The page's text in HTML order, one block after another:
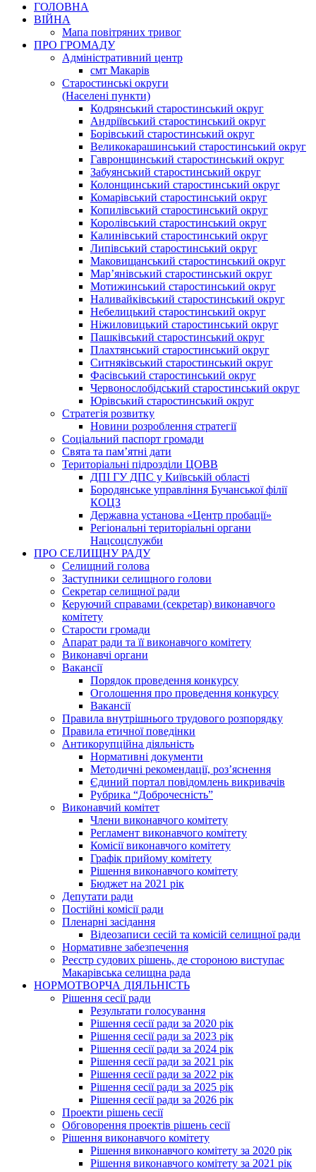
ГОЛОВНА
ВІЙНА
Мапа повітряних тривог
ПРО ГРОМАДУ
Aдміністративний центр
смт Макарів
Старостинські округи
(Населені пункти)
Кодрянський старостинський округ
Андріївський старостинський округ
Борівський старостинський округ
Великокарашинський старостинський округ
Гавронщинський старостинський округ
Забуянський старостинський округ
Колонщинський старостинський округ
Комарівський старостинський округ
Копилівський старостинський округ
Королівський старостинський округ
Калинівський старостинський округ
Липівський старостинський округ
Маковищанський старостинський округ
Мар’янівський старостинський округ
Мотижинський старостинський округ
Наливайківський старостинський округ
Небелицький старостинський округ
Ніжиловицький старостинський округ
Пашківський старостинський округ
Плахтянський старостинський округ
Ситняківський старостинський округ
Фасівський старостинський округ
Червонослобідський старостинський округ
Юрівський старостинський округ
Стратегія розвитку
Новини розроблення стратегії
Соціальний паспорт громади
Свята та пам’ятні дати
Територіальні підрозділи ЦОВВ
ДПІ ГУ ДПС у Київській області
Бородянське управління Бучанської філії
КОЦЗ
Державна установа «Центр пробації»
Регіональні територіальні органи
Нацсоцслужби
ПРО СЕЛИЩНУ РАДУ
Селищний голова
Заступники селищного голови
Секретар селищної ради
Керуючий справами (секретар) виконавчого
комітету
Старости громади
Апарат ради та її виконавчого комітету
Виконавчі органи
Вакансії
Порядок проведення конкурсу
Оголошення про проведення конкурсу
Вакансії
Правила внутрішнього трудового розпорядку
Правила етичної поведінки
Антикорупційна діяльність
Нормативні документи
Методичні рекомендації, роз’яснення
Єдиний портал повідомлень викривачів
Рубрика “Доброчесність”
Виконавчий комітет
Члени виконавчого комітету
Регламент виконавчого комітету
Комісії виконавчого комітету
Графік прийому комітету
Рішення виконавчого комітету
Бюджет на 2021 рік
Депутати ради
Постійні комісії ради
Пленарні засідання
Відеозаписи сесій та комісій селищної ради
Нормативне забезпечення
Реєстр судових рішень, де стороною виступає
Макарівська селищна рада
НОРМОТВОРЧА ДІЯЛЬНІСТЬ
Рішення сесії ради
Результати голосування
Рішення сесії ради за 2020 рік
Рішення сесії ради за 2023 рік
Рішення сесії ради за 2024 рік
Рішення сесії ради за 2021 рік
Рішення сесії ради за 2022 рік
Рішення сесії ради за 2025 рік
Рішення сесії ради за 2026 рік
Проекти рішень сесії
Обговорення проектів рішень сесії
Рішення виконавчого комітету
Рішення виконавчого комітету за 2020 рік
Рішення виконавчого комітету за 2021 рік